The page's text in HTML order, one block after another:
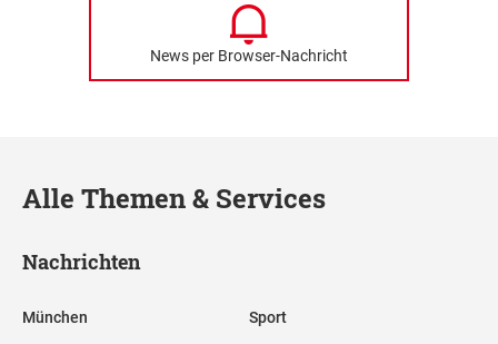
News per Browser-Nachricht
Alle Themen & Services
Nachrichten
München Sport